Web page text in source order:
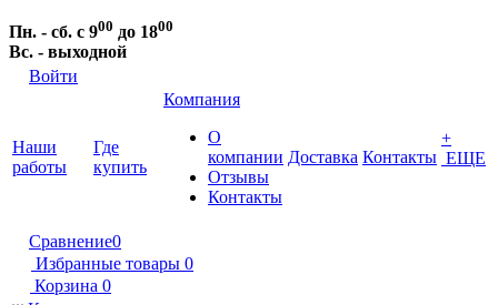
Пн. - сб. с 900 до 1800
Вс. - выходной
Войти
Наши
работы
Где
купить
Компания
О
компании
Отзывы
Контакты
Доставка Контакты
+
ЕЩЕ
Сравнение0
Избранные товары 0
Корзина 0